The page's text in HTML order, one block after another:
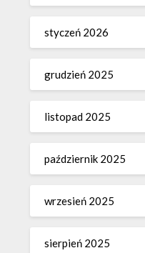
styczeń 2026
grudzień 2025
listopad 2025
październik 2025
wrzesień 2025
sierpień 2025